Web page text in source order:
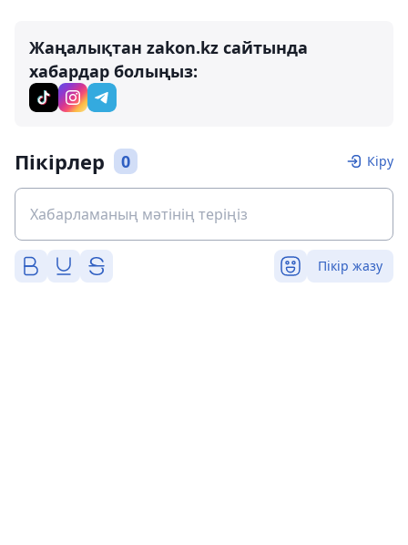
Жаңалықтан zakon.kz сайтында
хабардар болыңыз:
Пікірлер 0 Кіру
Пікір жазу